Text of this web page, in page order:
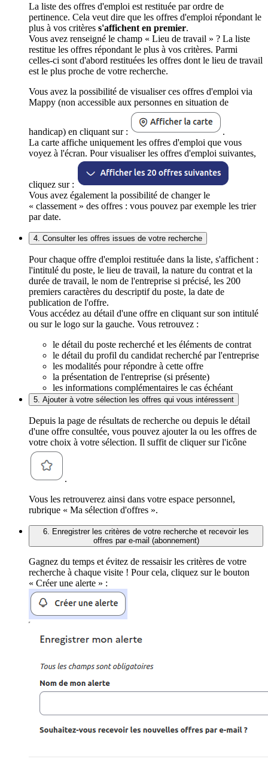
La liste des offres d'emploi est restituée par ordre de
pertinence. Cela veut dire que les offres d'emploi répondant le
plus à vos critères s'affichent en premier.
Vous avez renseigné le champ « Lieu de travail » ? La liste
restitue les offres répondant le plus à vos critères. Parmi
celles-ci sont d'abord restituées les offres dont le lieu de travail
est le plus proche de votre recherche.
Vous avez la possibilité de visualiser ces offres d'emploi via
Mappy (non accessible aux personnes en situation de
handicap) en cliquant sur :
.
La carte affiche uniquement les offres d'emploi que vous
voyez à l'écran. Pour visualiser les offres d'emploi suivantes,
cliquez sur :
Vous avez également la possibilité de changer le
« classement » des offres : vous pouvez par exemple les trier
par date.
4. Consulter les offres issues de votre recherche
Pour chaque offre d'emploi restituée dans la liste, s'affichent :
l'intitulé du poste, le lieu de travail, la nature du contrat et la
durée de travail, le nom de l'entreprise si précisé, les 200
premiers caractères du descriptif du poste, la date de
publication de l'offre.
Vous accédez au détail d'une offre en cliquant sur son intitulé
ou sur le logo sur la gauche. Vous retrouvez :
le détail du poste recherché et les éléments de contrat
le détail du profil du candidat recherché par l'entreprise
les modalités pour répondre à cette offre
la présentation de l'entreprise (si présente)
les informations complémentaires le cas échéant
5. Ajouter à votre sélection les offres qui vous intéressent
Depuis la page de résultats de recherche ou depuis le détail
d'une offre consultée, vous pouvez ajouter la ou les offres de
votre choix à votre sélection. Il suffit de cliquer sur l'icône
.
Vous les retrouverez ainsi dans votre espace personnel,
rubrique « Ma sélection d'offres ».
6. Enregistrer les critères de votre recherche et recevoir les
offres par e-mail (abonnement)
Gagnez du temps et évitez de ressaisir les critères de votre
recherche à chaque visite ! Pour cela, cliquez sur le bouton
« Créer une alerte » :